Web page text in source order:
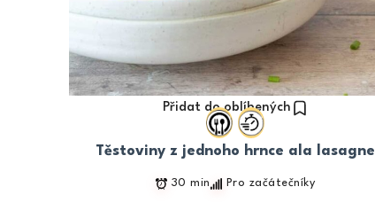
Přidat do oblíbených
Těstoviny z jednoho hrnce ala lasagne
30 min Pro začátečníky